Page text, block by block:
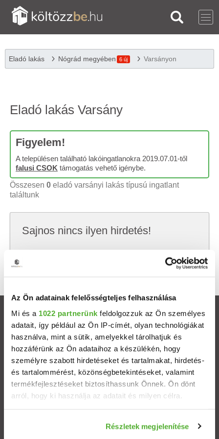
Az Ön adatainak felelősségteljes felhasználása
Mi és a 1022 partnerünk feldolgozzuk az Ön személyes
adatait, így például az Ön IP-címét, olyan technológiákat
használva, mint a sütik, amelyekkel tárolhatjuk és
hozzáférünk az Ön adataihoz a készülékén, hogy
személyre szabott hirdetéseket és tartalmakat, hirdetés-
és tartalommérést, közönségbetekintéseket, valamint
termékfejlesztéseket biztosíthassunk Önnek. Ön dönt
arról, hogy ki használja az adatait és milyen célra.
Információgyűjtés az Ön földrajzi elhelyezkedéséről
Részletek megjelenítése
Eladó lakás Nógrád megyében 6 új Varsányon
Eladó lakás Varsány
Figyelem!
A településen található lakóingatlanokra 2019.07.01-től
falusi CSOK támogatás vehető igénybe.
Összesen 0 eladó varsányi lakás típusú ingatlant
találtunk
Sajnos nincs ilyen hirdetés!
keresni, hátha akkor megtalálod, amit keresel.
Ingatlanok
Eladó házak
Eladó lakások
Települések